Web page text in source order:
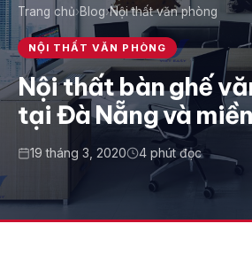
Trang chủ›Blog›Nội thất văn phòng
NỘI THẤT VĂN PHÒNG
Nội thất bàn ghế
tại Đà Nẵng và
19 tháng 3, 2020 4 phút đọc